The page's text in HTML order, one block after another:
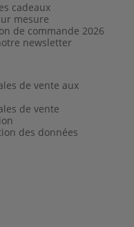
cadeaux
mesure
de commande 2026
newsletter
de vente aux
de vente
des données